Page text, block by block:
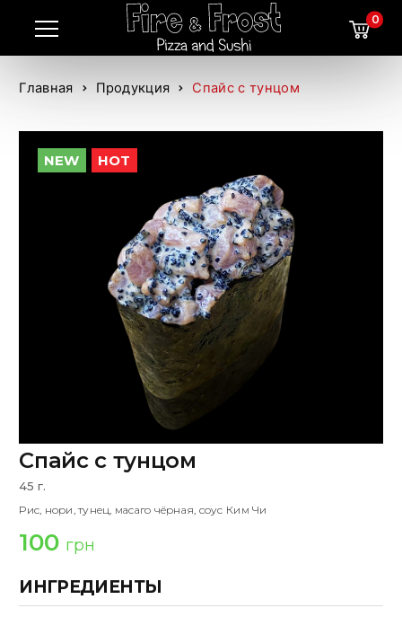
0
Главная Продукция Спайс с тунцом
NEW HOT
Спайс с тунцом
45 г.
Рис, нори, тунец, масаго чёрная, соус Ким Чи
100 грн
ИНГРЕДИЕНТЫ